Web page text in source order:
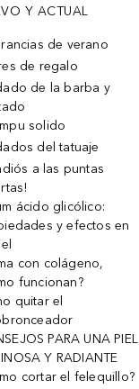
Y ACTUAL
de verano
de regalo
de la barba y
solido
del tatuaje
a las puntas
ácido glicólico:
y efectos en
con colágeno,
funcionan?
quitar el
PARA UNA PIEL
Y RADIANTE
cortar el felequillo?